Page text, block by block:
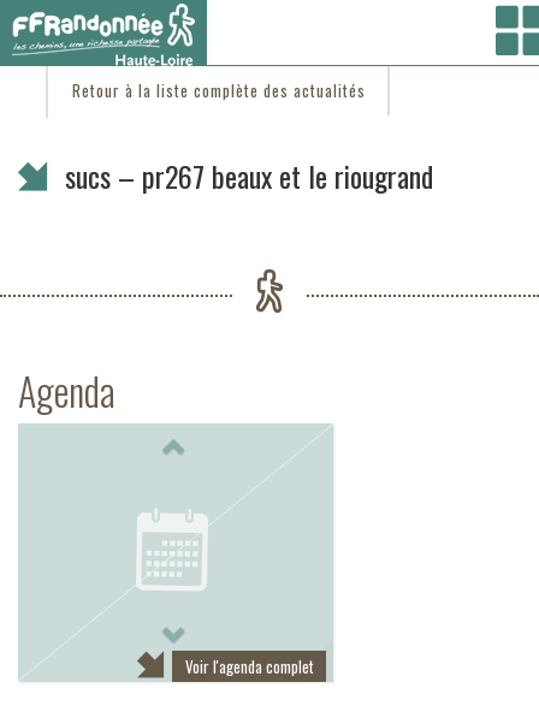
Vous êtes ici :Accueil/C'est d'actu
Retour à la liste complète des actualités
sucs – pr267 beaux et le riougrand
Agenda
Voir l'agenda complet